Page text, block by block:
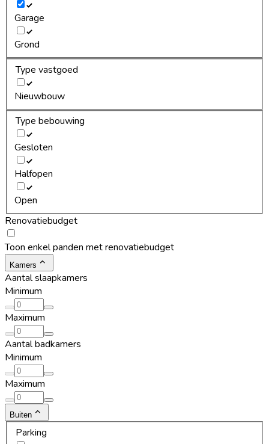
Garage
Grond
Type vastgoed
Nieuwbouw
Type bebouwing
Gesloten
Halfopen
Open
Renovatiebudget
Toon enkel panden met renovatiebudget
Kamers
Aantal slaapkamers
Minimum
Maximum
Aantal badkamers
Minimum
Maximum
Buiten
Parking